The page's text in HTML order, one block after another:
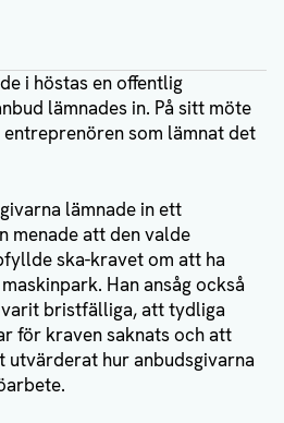
i höstas en offentlig
lämnades in. På sitt möte
som lämnat det
lämnade in ett
menade att den valde
ska-kravet om att ha
Han ansåg också
bristfälliga, att tydliga
för kraven saknats och att
utvärderat hur anbudsgivarna